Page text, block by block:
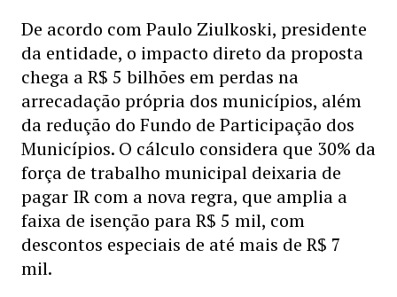
De acordo com Paulo Ziulkoski, presidente
da entidade, o impacto direto da proposta
chega a R$ 5 bilhões em perdas na
arrecadação própria dos municípios, além
da redução do Fundo de Participação dos
Municípios. O cálculo considera que 30% da
força de trabalho municipal deixaria de
pagar IR com a nova regra, que amplia a
faixa de isenção para R$ 5 mil, com
descontos especiais de até mais de R$ 7
mil.